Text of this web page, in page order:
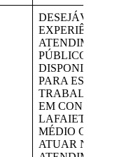
DESEJÁVEL
EXPERIÊNCIA
PÚBLICO;
PARA
TRABALHO;
EM
LAFAIETE.
MÉDIO
ATUAR NO